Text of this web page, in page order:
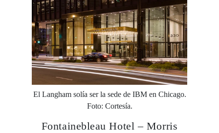
El Langham solía ser la sede de IBM en Chicago.
Foto: Cortesía.
Fontainebleau Hotel – Morris